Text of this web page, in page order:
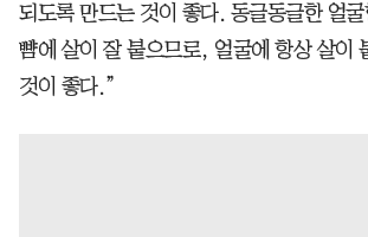
되도록 만드는 것이 좋다. 동글동글한 얼
뺨에 살이 잘 붙으므로, 얼굴에 항상 살이
것이 좋다.”